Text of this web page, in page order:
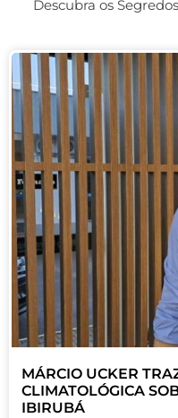
MÁRCIO UCKER
CLIMATOLÓGICA
IBIRUBÁ